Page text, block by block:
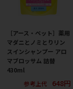
［アース・ペット］薬用
マダニとノミとりリン
スインシャンプー アロ
マブロッサム 詰替
430ml
参考上代
648円